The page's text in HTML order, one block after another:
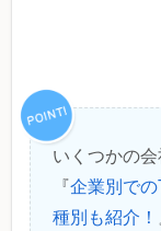
いくつかの会
『企業別で
種別も紹介！